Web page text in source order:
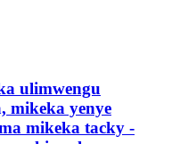
ulimwengu
mikeka yenye
mikeka tacky -